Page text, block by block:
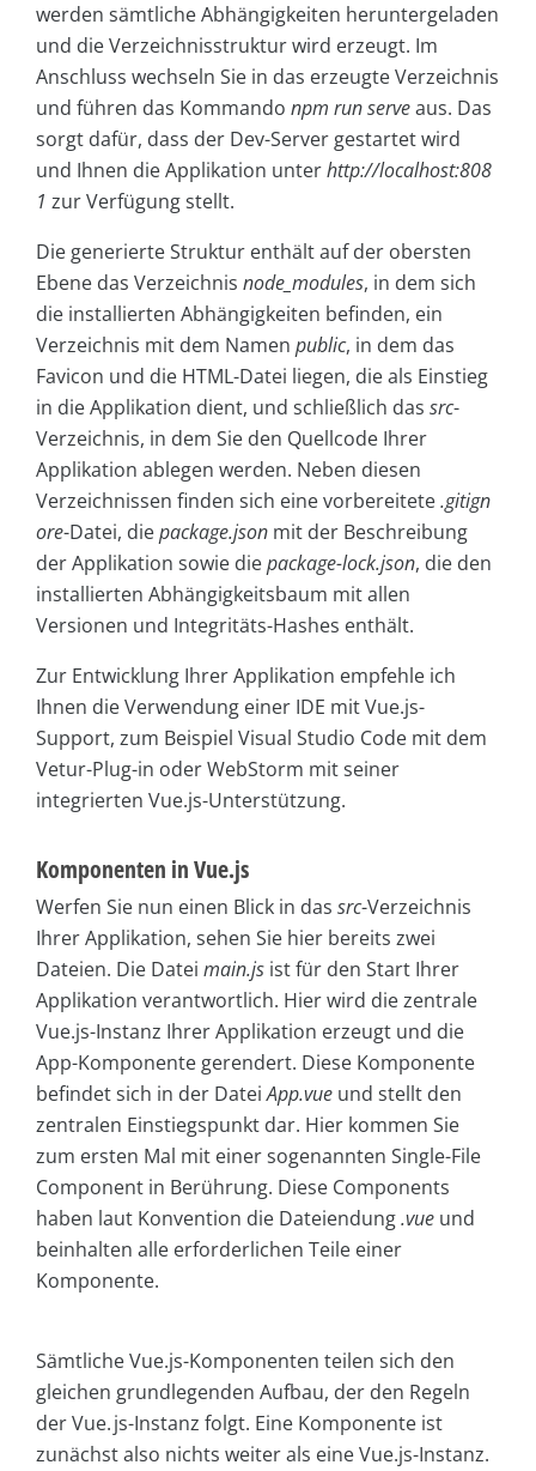
werden sämtliche Abhängigkeiten heruntergeladen
und die Verzeichnisstruktur wird erzeugt. Im
Anschluss wechseln Sie in das erzeugte Verzeichnis
und führen das Kommando npm run serveaus. Das
sorgt dafür, dass der Dev-Server gestartet wird
und Ihnen die Applikation unterhttp://localhost:808
1 zur Verfügung stellt.
Die generierte Struktur enthält auf der obersten
Ebene das Verzeichnis node_modules, in dem sich
die installierten Abhängigkeiten befinden, ein
Verzeichnis mit dem Namen public, in dem das
Favicon und die HTML-Datei liegen, die als Einstieg
in die Applikation dient, und schließlich das src-
Verzeichnis, in dem Sie den Quellcode Ihrer
Applikation ablegen werden. Neben diesen
Verzeichnissen finden sich eine vorbereitete.gitign
ore-Datei, diepackage.json mit der Beschreibung
der Applikation sowie diepackage-lock.json, die den
installierten Abhängigkeitsbaum mit allen
Versionen und Integritäts-Hashes enthält.
Zur Entwicklung Ihrer Applikation empfehle ich
Ihnen die Verwendung einer IDE mit Vue.js-
Support, zum Beispiel Visual Studio Code mit dem
Vetur-Plug-in oder WebStorm mit seiner
integrierten Vue.js-Unterstützung.
Komponenten in Vue.js
Werfen Sie nun einen Blick in das src-Verzeichnis
Ihrer Applikation, sehen Sie hier bereits zwei
Dateien. Die Datei main.js ist für den Start Ihrer
Applikation verantwortlich. Hier wird die zentrale
Vue.js-Instanz Ihrer Applikation erzeugt und die
App-Komponente gerendert. Diese Komponente
befindet sich in der DateiApp.vue und stellt den
zentralen Einstiegspunkt dar. Hier kommen Sie
zum ersten Mal mit einer sogenannten Single-File
Component in Berührung. Diese Components
haben laut Konvention die Dateiendung.vue und
beinhalten alle erforderlichen Teile einer
Komponente.
Sämtliche Vue.js-Komponenten teilen sich den
gleichen grundlegenden Aufbau, der den Regeln
der Vue. js-Instanz folgt. Eine Komponente ist
zunächst also nichts weiter als eine Vue.js-Instanz.